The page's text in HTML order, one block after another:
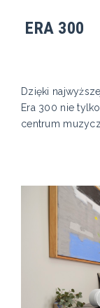
ERA 300
Dzięki
Era 300 nie
centrum